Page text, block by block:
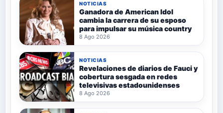
NOTICIAS
Ganadora de American Idol
cambia la carrera de su esposo
para impulsar su música country
8 Ago 2026
NOTICIAS
Revelaciones de diarios de Fauci y
cobertura sesgada en redes
televisivas estadounidenses
8 Ago 2026